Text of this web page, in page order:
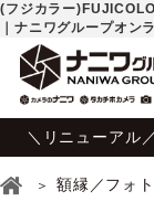
(フジカラー
｜ナニワグループオン
＼リニューアル
額縁／フォ